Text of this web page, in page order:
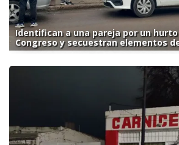
Identifican a una pareja por un
Congreso y secuestran elementos